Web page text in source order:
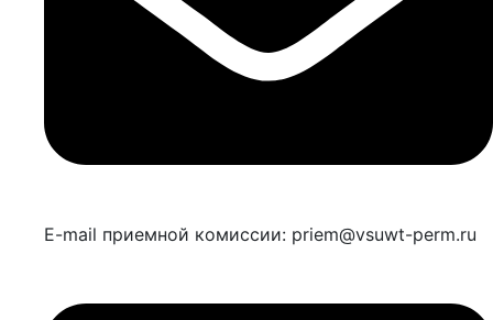
E-mail приемной комиссии: priem@vsuwt-perm.ru